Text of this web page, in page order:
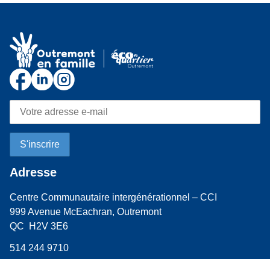
Adresse
Centre Communautaire intergénérationnel – CCI
999 Avenue McEachran, Outremont
QC H2V 3E6
514 244 9710